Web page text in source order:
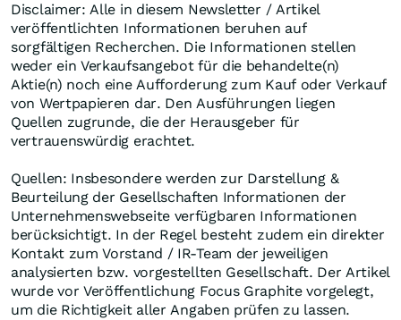
Disclaimer: Alle in diesem Newsletter / Artikel
veröffentlichten Informationen beruhen auf
sorgfältigen Recherchen. Die Informationen stellen
weder ein Verkaufsangebot für die behandelte(n)
Aktie(n) noch eine Aufforderung zum Kauf oder Verkauf
von Wertpapieren dar. Den Ausführungen liegen
Quellen zugrunde, die der Herausgeber für
vertrauenswürdig erachtet.
Quellen: Insbesondere werden zur Darstellung &
Beurteilung der Gesellschaften Informationen der
Unternehmenswebseite verfügbaren Informationen
berücksichtigt. In der Regel besteht zudem ein direkter
Kontakt zum Vorstand / IR-Team der jeweiligen
analysierten bzw. vorgestellten Gesellschaft. Der Artikel
wurde vor Veröffentlichung Focus Graphite vorgelegt,
um die Richtigkeit aller Angaben prüfen zu lassen.